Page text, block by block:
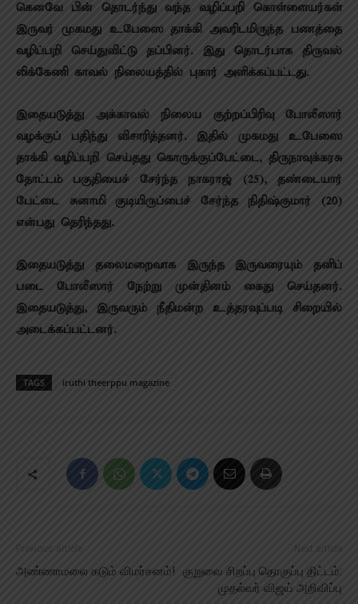
கெனவே பின் தொடர்ந்து வந்த வழிப்​பறி கொள்​ளை​யர்​கள்
இரு​வர் முகமது உபேஸை தாக்கி அவரிட​மிருந்த பணத்தை
வழிப்​பறி செய்​து​விட்டு தப்​பினர். இது தொடர்​பாக திரு​வல்​
லிக்​கேணி காவல் நிலை​யத்​தில் புகார் அளிக்​கப்​பட்​டது.
இதையடுத்து அக்​காவல் நிலைய குற்​றப்​பிரிவு போலீ​ஸார்
வழக்​குப் பதிந்து விசா​ரித்​தனர். இதில் முகமது உபேஸை
தாக்கி வழிப்​பறி செய்​தது கொருக்​குப்​பேட்​டை, திரு​நாவுக்​கரசு
தோட்​டம் பகு​தி​யைச் சேர்ந்த நாக​ராஜ் (25), தண்​டை​யார்​
பேட்டை சுனாமி குடி​யிருப்​பைச் சேர்ந்த நிதிஷ்கு​மார் (20)
என்​பது தெரிந்​தது.
இதையடுத்து தலைமறை​வாக இருந்த இரு​வரை​யும் தனிப்​
படை போலீ​ஸார் நேற்று முன்​தினம் கைது செய்​தனர்.
இதையடுத்​து, இரு​வரும் நீதி​மன்ற உத்​தர​வுப்​படி சிறையில்
அடைக்கப்பட்டனர்.
TAGS iruthi theerppu magazine
Previous article
அண்ணாமலை கடும் விமர்சனம்!
Next article
குறுவை சிறப்பு தொகுப்பு திட்டம்:
முதல்வர் விஜய் அறிவிப்பு